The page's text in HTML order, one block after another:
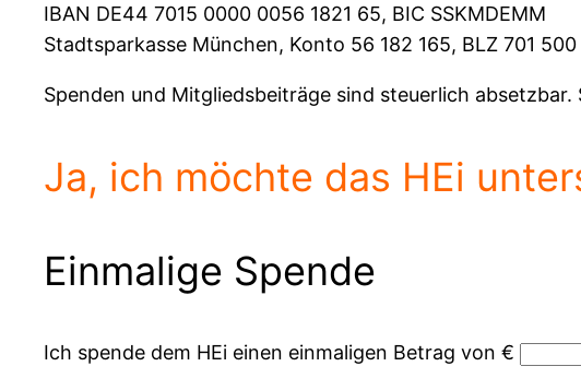
IBAN DE44 7015 0000 0056 1821 65, BIC SSKMDEMM
Stadtsparkasse München, Konto 56 182 165, BLZ 701
Spenden und Mitgliedsbeiträge sind steuerlich
Ja, ich möchte das HEi
Einmalige Spende
Ich spende dem HEi einen einmaligen Betrag von €